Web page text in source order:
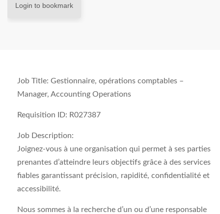
Login to bookmark
Job Title: Gestionnaire, opérations comptables –
Manager, Accounting Operations
Requisition ID: R027387
Job Description:
Joignez-vous à une organisation qui permet à ses parties
prenantes d’atteindre leurs objectifs grâce à des services
fiables garantissant précision, rapidité, confidentialité et
accessibilité.
Nous sommes à la recherche d’un ou d’une responsable